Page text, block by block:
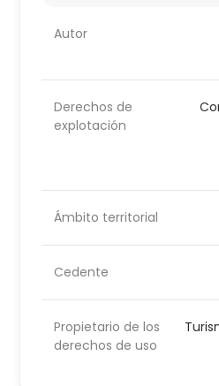
Autor
Derechos de
explotación
Ámbito territorial
Cedente
Propietario de los
derechos de uso